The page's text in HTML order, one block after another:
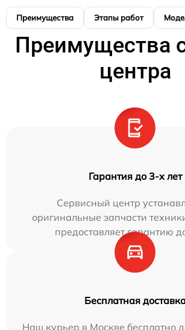
Преимущества Этапы работ
Преимущества
центра
Гарантия до 3-х лет
Сервисный центр
оригинальные запчасти
предоставляет гарантию
Бесплатная
Наш курьер в Москве бесплатно